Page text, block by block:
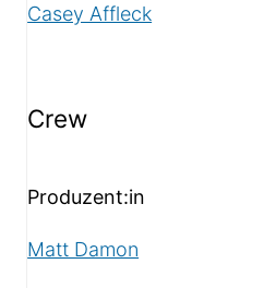
Casey Affleck
Crew
Produzent:in
Matt Damon